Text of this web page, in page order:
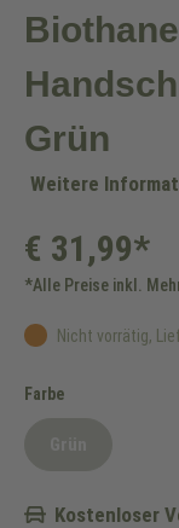
Grün
Weitere
€ 31,99*
*Alle Preise inkl.
Nicht vorrätig,
Farbeauswählen
Kostenloser